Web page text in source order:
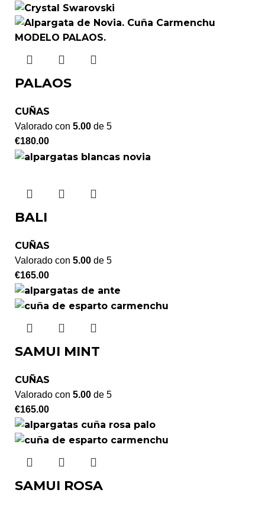
PALAOS
CUÑAS
Valorado con 5.00 de 5
€180.00
BALI
CUÑAS
Valorado con 5.00 de 5
€165.00
SAMUI MINT
CUÑAS
Valorado con 5.00 de 5
€165.00
SAMUI ROSA